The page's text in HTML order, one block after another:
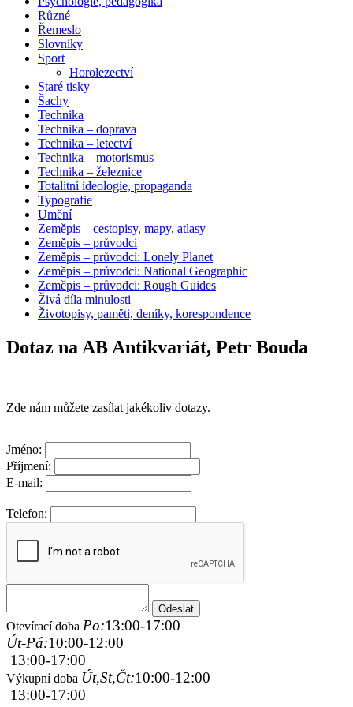
Různé
Řemeslo
Slovníky
Sport
Horolezectví
Staré tisky
Šachy
Technika
Technika – doprava
Technika – letectví
Technika – motorismus
Technika – železnice
Totalitní ideologie, propaganda
Typografie
Umění
Zeměpis – cestopisy, mapy, atlasy
Zeměpis – průvodci
Zeměpis – průvodci: Lonely Planet
Zeměpis – průvodci: National Geographic
Zeměpis – průvodci: Rough Guides
Živá díla minulosti
Životopisy, paměti, deníky, korespondence
Dotaz na AB Antikvariát, Petr Bouda
Zde nám můžete zasílat jakékoliv dotazy.
Jméno:
Příjmení:
E-mail:
Telefon:
Otevírací doba Po:13:00-17:00
Út-Pá:10:00-12:00
13:00-17:00
Výkupní doba Út,St,Čt:10:00-12:00
13:00-17:00